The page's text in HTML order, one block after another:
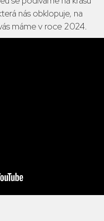
nás obklopuje, na
máme v roce 2024.